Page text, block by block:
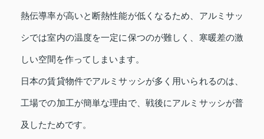
熱伝導率が高いと断熱性能が低くなるため、アルミサッ
シでは室内の温度を一定に保つのが難しく、寒暖差の激
しい空間を作ってしまいます。
日本の賃貸物件でアルミサッシが多く用いられるのは、
工場での加工が簡単な理由で、戦後にアルミサッシが普
及したためです。